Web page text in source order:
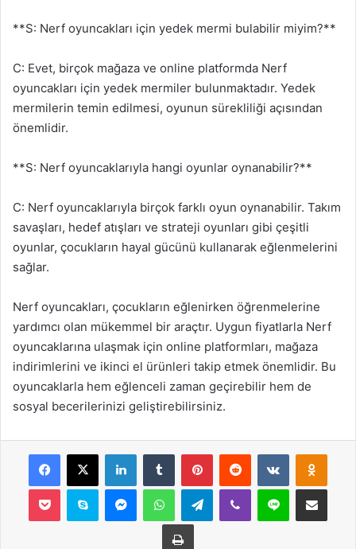
**S: Nerf oyuncakları için yedek mermi bulabilir miyim?**
C: Evet, birçok mağaza ve online platformda Nerf
oyuncakları için yedek mermiler bulunmaktadır. Yedek
mermilerin temin edilmesi, oyunun sürekliliği açısından
önemlidir.
**S: Nerf oyuncaklarıyla hangi oyunlar oynanabilir?**
C: Nerf oyuncaklarıyla birçok farklı oyun oynanabilir. Takım
savaşları, hedef atışları ve strateji oyunları gibi çeşitli
oyunlar, çocukların hayal gücünü kullanarak eğlenmelerini
sağlar.
Nerf oyuncakları, çocukların eğlenirken öğrenmelerine
yardımcı olan mükemmel bir araçtır. Uygun fiyatlarla Nerf
oyuncaklarına ulaşmak için online platformları, mağaza
indirimlerini ve ikinci el ürünleri takip etmek önemlidir. Bu
oyuncaklarla hem eğlenceli zaman geçirebilir hem de
sosyal becerilerinizi geliştirebilirsiniz.
Facebook
X LinkedInTumblr PinterestReddit VKontakte
Pocket Skype MessengerWhatsAppTelegramViber Line E-Posta ile
Yazdır